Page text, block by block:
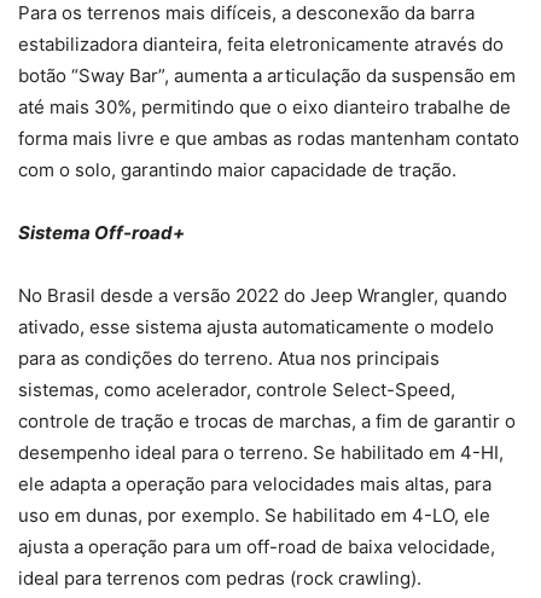
Para os terrenos mais difíceis, a desconexão da barra
estabilizadora dianteira, feita eletronicamente através do
botão “Sway Bar”, aumenta a articulação da suspensão em
até mais 30%, permitindo que o eixo dianteiro trabalhe de
forma mais livre e que ambas as rodas mantenham contato
com o solo, garantindo maior capacidade de tração.
Sistema Off-road+
No Brasil desde a versão 2022 do Jeep Wrangler, quando
ativado, esse sistema ajusta automaticamente o modelo
para as condições do terreno. Atua nos principais
sistemas, como acelerador, controle Select-Speed,
controle de tração e trocas de marchas, a fim de garantir o
desempenho ideal para o terreno. Se habilitado em 4-HI,
ele adapta a operação para velocidades mais altas, para
uso em dunas, por exemplo. Se habilitado em 4-LO, ele
ajusta a operação para um off-road de baixa velocidade,
ideal para terrenos com pedras (rock crawling).